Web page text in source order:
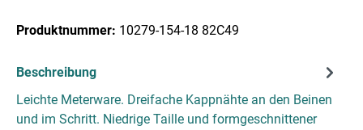
Produktnummer: 10279-154-18 82C49
Beschreibung
Leichte Meterware. Dreifache Kappnähte an den Beinen
und im Schritt. Niedrige Taille und formgeschnittener